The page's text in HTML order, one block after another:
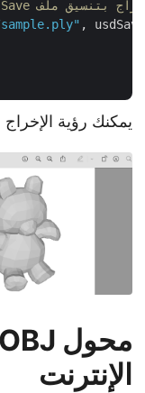
sample.ply"
,
يمكنك رؤية
الإنترنت